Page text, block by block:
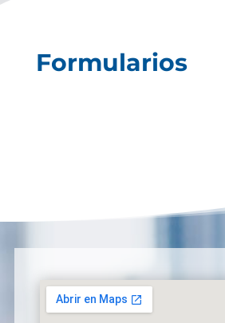
Formularios